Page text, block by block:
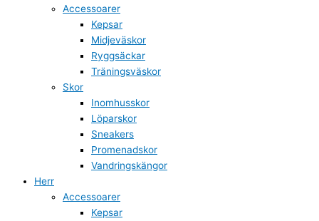
Accessoarer
Kepsar
Midjeväskor
Ryggsäckar
Träningsväskor
Skor
Inomhusskor
Löparskor
Sneakers
Promenadskor
Vandringskängor
Herr
Accessoarer
Kepsar